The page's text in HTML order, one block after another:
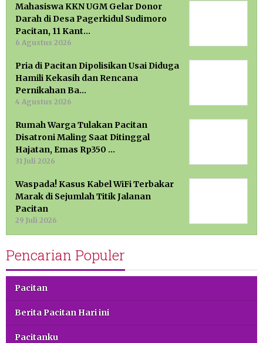
Mahasiswa KKN UGM Gelar Donor
Darah di Desa Pagerkidul Sudimoro
Pacitan, 11 Kant…
6 Agustus 2026
Pria di Pacitan Dipolisikan Usai Diduga
Hamili Kekasih dan Rencana
Pernikahan Ba…
4 Agustus 2026
Rumah Warga Tulakan Pacitan
Disatroni Maling Saat Ditinggal
Hajatan, Emas Rp350 …
31 Juli 2026
Waspada! Kasus Kabel WiFi Terbakar
Marak di Sejumlah Titik Jalanan
Pacitan
29 Juli 2026
Pencarian Populer
Pacitan
Berita Pacitan Hari ini
Pacitanku